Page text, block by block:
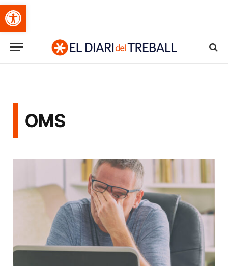
Obre la barra d'eines
OMS